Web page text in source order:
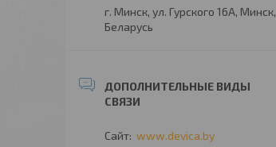
г. Минск, ул. Гурского 16А, Минск,
Беларусь
www.devica.by